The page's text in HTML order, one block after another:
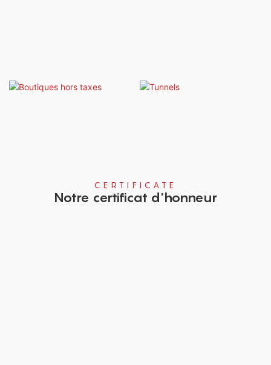
CERTIFICATE
Notre certificat d'honneur